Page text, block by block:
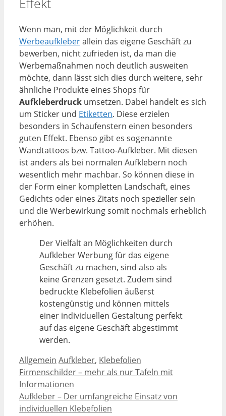
Wenn man, mit der Möglichkeit durch
Werbeaufkleberallein das eigene Geschäft zu
bewerben, nicht zufrieden ist, da man die
Werbemaßnahmen noch deutlich ausweiten
möchte, dann lässt sich dies durch weitere, sehr
ähnliche Produkte eines Shops für
Aufkleberdruck umsetzen. Dabei handelt es sich
um Sticker und Etiketten. Diese erzielen
besonders in Schaufenstern einen besonders
guten Effekt. Ebenso gibt es sogenannte
Wandtattoos bzw. Tattoo-Aufkleber. Mit diesen
ist anders als bei normalen Aufklebern noch
wesentlich mehr machbar. So können diese in
der Form einer kompletten Landschaft, eines
Gedichts oder eines Zitats noch spezieller sein
und die Werbewirkung somit nochmals erheblich
erhöhen.
Der Vielfalt an Möglichkeiten durch
Aufkleber Werbung für das eigene
Geschäft zu machen, sind also als
keine Grenzen gesetzt. Zudem sind
bedruckte Klebefolien äußerst
kostengünstig und können mittels
einer individuellen Gestaltung perfekt
auf das eigene Geschäft abgestimmt
werden.
Kategorien
Allgemein Schlagwörter
Aufkleber, Klebefolien
Firmenschilder – mehr als nur Tafeln mit
Informationen
Aufkleber – Der umfangreiche Einsatz von
individuellen Klebefolien